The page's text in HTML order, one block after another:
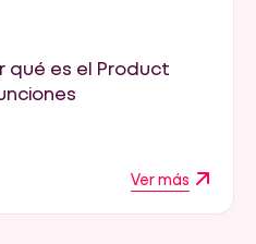
qué es el Product
Ver más